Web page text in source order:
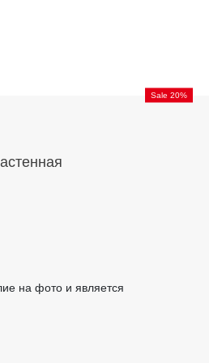
Sale 20%
на фото и является